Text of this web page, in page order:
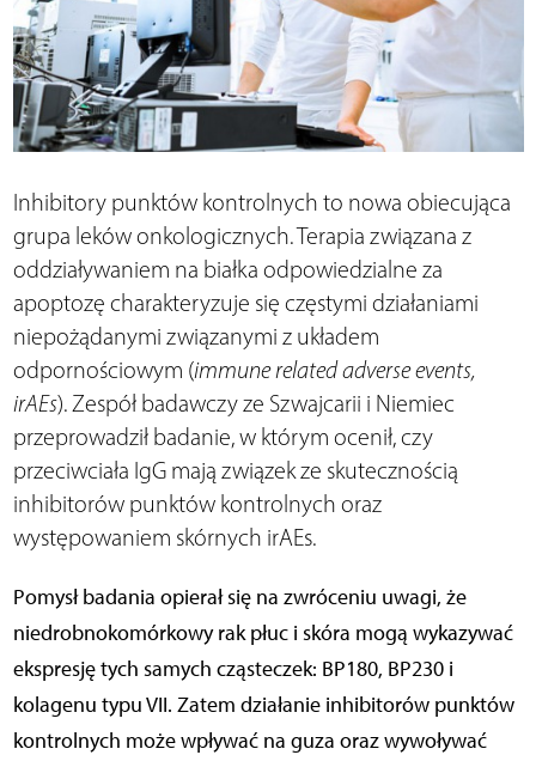
Inhibitory punktów kontrolnych to nowa obiecująca
grupa leków onkologicznych. Terapia związana z
oddziaływaniem na białka odpowiedzialne za
apoptozę charakteryzuje się częstymi działaniami
niepożądanymi związanymi z układem
odpornościowym (immune related adverse events,
irAEs). Zespół badawczy ze Szwajcarii i Niemiec
przeprowadził badanie, w którym ocenił, czy
przeciwciała IgG mają związek ze skutecznością
inhibitorów punktów kontrolnych oraz
występowaniem skórnych irAEs.
Pomysł badania opierał się na zwróceniu uwagi, że
niedrobnokomórkowy rak płuc i skóra mogą wykazywać
ekspresję tych samych cząsteczek: BP180, BP230 i
kolagenu typu VII. Zatem działanie inhibitorów punktów
kontrolnych może wpływać na guza oraz wywoływać